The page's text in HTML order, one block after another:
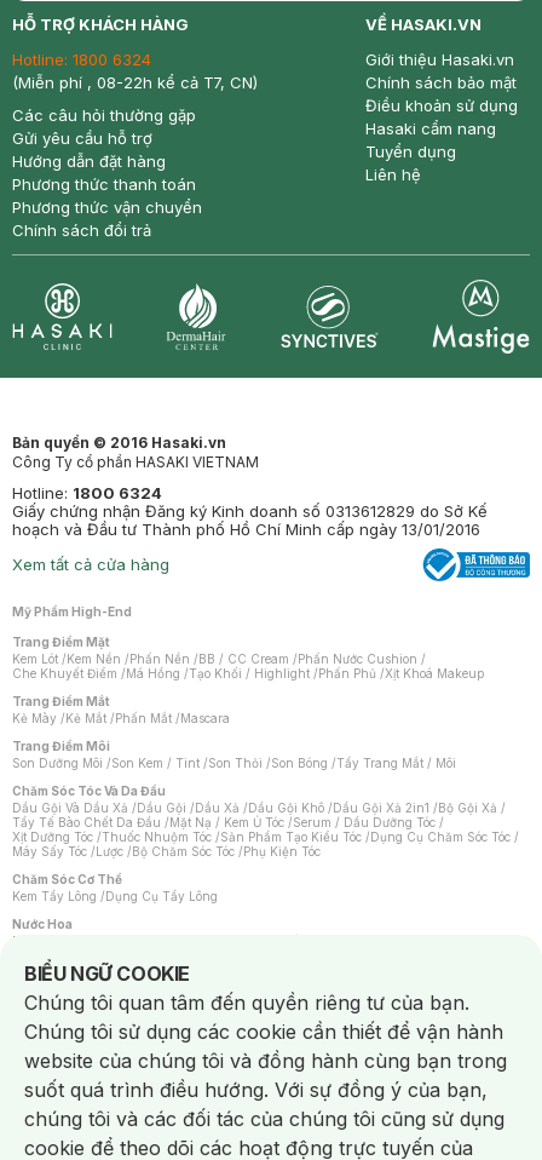
HỖ TRỢ KHÁCH HÀNG
Hotline: 1800 6324
(Miễn phí , 08-22h kể cả T7, CN)
Các câu hỏi thường gặp
Gửi yêu cầu hỗ trợ
Hướng dẫn đặt hàng
Phương thức thanh toán
Phương thức vận chuyển
Chính sách đổi trả
VỀ HASAKI.VN
Giới thiệu Hasaki.vn
Chính sách bảo mật
Điều khoản sử dụng
Hasaki cẩm nang
Tuyển dụng
Liên hệ
Bản quyền © 2016 Hasaki.vn
Công Ty cổ phần HASAKI VIETNAM
Hotline: 1800 6324
Giấy chứng nhận Đăng ký Kinh doanh số 0313612829 do Sở Kế
hoạch và Đầu tư Thành phố Hồ Chí Minh cấp ngày 13/01/2016
Xem tất cả cửa hàng
Mỹ Phẩm High-End
Trang Điểm Mặt
Kem Lót /Kem Nền /Phấn Nền /BB / CC Cream /Phấn Nước Cushion /
Che Khuyết Điểm /Má Hồng /Tạo Khối / Highlight /Phấn Phủ /Xịt Khoá Makeup
Trang Điểm Mắt
Kẻ Mày /Kẻ Mắt /Phấn Mắt /Mascara
Trang Điểm Môi
Son Dưỡng Môi /Son Kem / Tint /Son Thỏi /Son Bóng /Tẩy Trang Mắt / Môi
Chăm Sóc Tóc Và Da Đầu
Dầu Gội Và Dầu Xả /Dầu Gội /Dầu Xả /Dầu Gội Khô /Dầu Gội Xả 2in1 /Bộ Gội Xả /
Tẩy Tế Bào Chết Da Đầu /Mặt Nạ / Kem Ủ Tóc /Serum / Dầu Dưỡng Tóc /
Xịt Dưỡng Tóc /Thuốc Nhuộm Tóc /Sản Phẩm Tạo Kiểu Tóc /Dụng Cụ Chăm Sóc Tóc /
Máy Sấy Tóc /Lược /Bộ Chăm Sóc Tóc /Phụ Kiện Tóc
Chăm Sóc Cơ Thể
Kem Tẩy Lông /Dụng Cụ Tẩy Lông
Nước Hoa
Nước Hoa Nữ
Chăm Sóc Cá Nhân
Chống Muỗi /Khẩu Trang /Máy Massage/Mặt Nạ Xông Hơi /Nước Rửa Tay/
Sản Phẩm Chăm Sóc Khác /Bàn Chải Đánh Răng /Bàn Chải Điện/
Hỗ Trợ Trắng Răng/Kem Đánh Răng /Máy Tăm Nước/ Nước Súc Miệng/
Tăm / Chỉ Nha Khoa/ Xịt Thơm Miệng / Dung Dịch Vệ Sinh/Dưỡng Vùng Kín/
Khăn Ướt Vệ Sinh Vùng Kín/Băng Vệ Sinh/Tampon/Bọt Cạo Râu /Dao Cạo Râu/
Máy Cạo Râu
Vấn Đề Về Da
Da Dầu / Lỗ Chân Lông To/ Da Khô / Mất Nước/ Da Lão Hóa/ Da Mụn/
Da Nhạy Cảm / Kích Ứng
Da Xỉn Màu Thâm / Nám / Tàn Nhang
Quầng Thâm & Bọng Mắt /Sẹo /Viêm Da Cơ Địa
BIỂU NGỮ COOKIE
Notice about cookies usage
Chúng tôi quan tâm đến quyền riêng tư của bạn.
Chúng tôi sử dụng các cookie cần thiết để vận hành
website của chúng tôi và đồng hành cùng bạn trong
suốt quá trình điều hướng. Với sự đồng ý của bạn,
chúng tôi và các đối tác của chúng tôi cũng sử dụng
cookie để theo dõi các hoạt động trực tuyến của